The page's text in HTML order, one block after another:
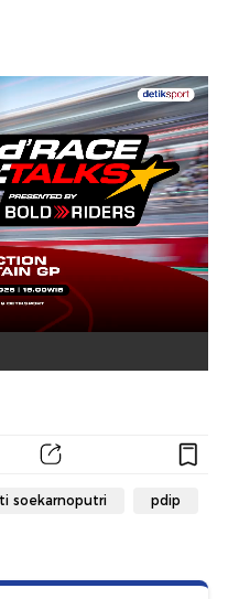
soekarnoputri pdip